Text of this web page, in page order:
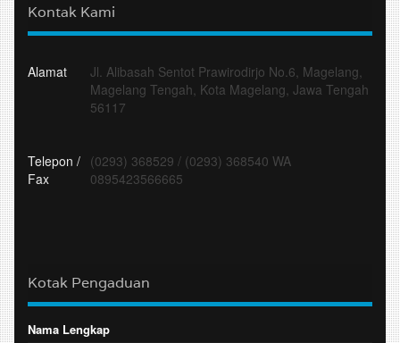
Kontak Kami
Alamat
Jl. Alibasah Sentot Prawirodirjo No.6, Magelang,
Magelang Tengah, Kota Magelang, Jawa Tengah
56117
Telepon /
Fax
(0293) 368529 / (0293) 368540 WA
0895423566665
Kotak Pengaduan
Nama Lengkap